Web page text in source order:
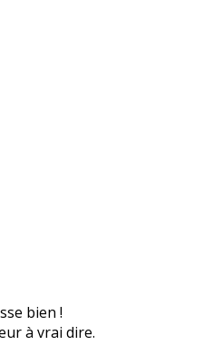
bien !
à vrai dire.